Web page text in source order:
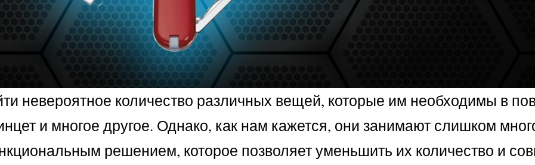
невероятное количество различных вещей, которые им необходимы в
и многое другое. Однако, как нам кажется, они занимают слишком
решением, которое позволяет уменьшить их количество и